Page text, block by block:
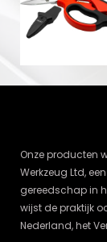
Onze producten
Werkzeug Ltd,
gereedschap in
wijst de praktijk
Nederland, het